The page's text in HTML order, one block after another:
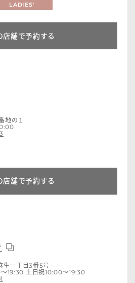
LADIES'
店舗で予約する
地の１
店舗で予約する
生一丁目3番5号
19:30 土日祝10:00～19:30